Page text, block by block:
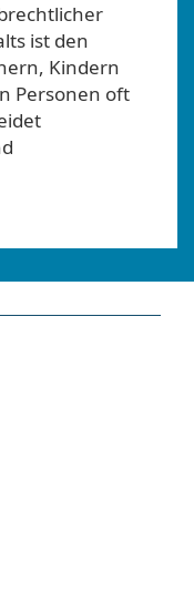
ist den
Kindern
Personen oft